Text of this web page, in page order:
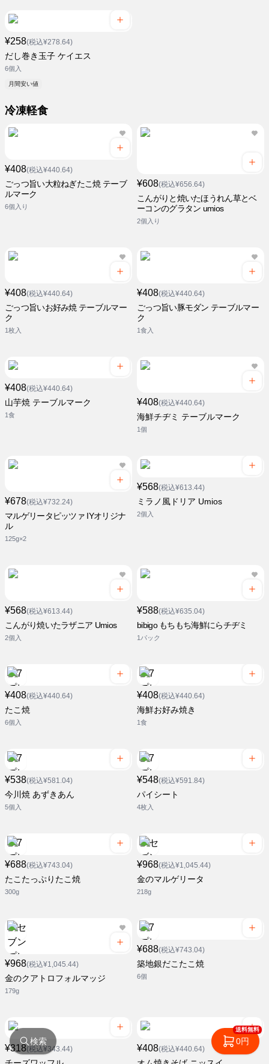
¥258(税込¥278.64)
だし巻き玉子 ケイエス
6個入
月間安い値
冷凍軽食
¥408(税込¥440.64)
ごっつ旨い大粒ねぎたこ焼 テーブ
ルマーク
6個入り
¥608(税込¥656.64)
こんがりと焼いたほうれん草とベ
ーコンのグラタン umios
2個入り
¥408(税込¥440.64)
ごっつ旨いお好み焼 テーブルマー
ク
1枚入
¥408(税込¥440.64)
ごっつ旨い豚モダン テーブルマー
ク
1食入
¥408(税込¥440.64)
山芋焼 テーブルマーク
1食
¥408(税込¥440.64)
海鮮チヂミ テーブルマーク
1個
¥678(税込¥732.24)
マルゲリータピッツァ IYオリジナ
ル
125g×2
¥568(税込¥613.44)
ミラノ風ドリア Umios
2個入
¥568(税込¥613.44)
こんがり焼いたラザニア Umios
2個入
¥588(税込¥635.04)
bibigo もちもち海鮮にらチヂミ
1パック
¥408(税込¥440.64)
たこ焼
6個入
¥408(税込¥440.64)
海鮮お好み焼き
1食
¥538(税込¥581.04)
今川焼 あずきあん
5個入
¥548(税込¥591.84)
パイシート
4枚入
¥688(税込¥743.04)
たこたっぷりたこ焼
300g
¥968(税込¥1,045.44)
金のマルゲリータ
218g
¥968(税込¥1,045.44)
金のクアトロフォルマッジ
179g
¥688(税込¥743.04)
築地銀だこたこ焼
6個
¥318(税込¥343.44) ¥408(税込¥440.64)
検索
送料無料
0円